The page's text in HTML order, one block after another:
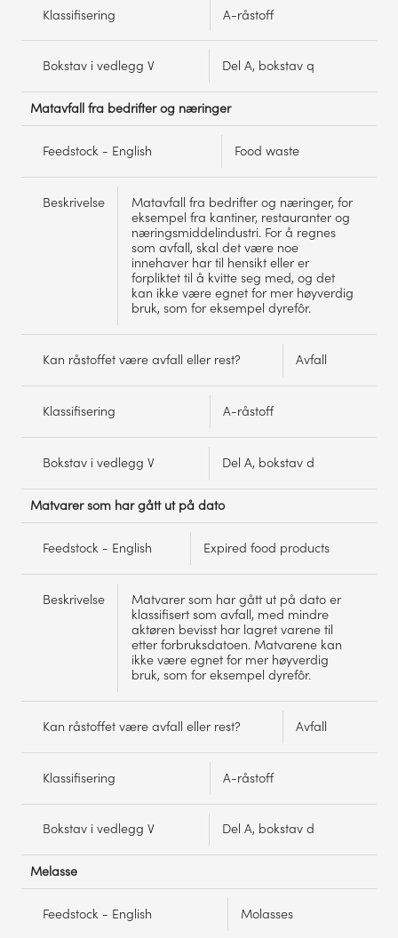
Klassifisering A-råstoff
Bokstav i vedlegg V Del A, bokstav q
Matavfall fra bedrifter og næringer
Feedstock - English Food waste
Beskrivelse
Matavfall fra bedrifter og næringer, for
eksempel fra kantiner, restauranter og
næringsmiddelindustri. For å regnes
som avfall, skal det være noe
innehaver har til hensikt eller er
forpliktet til å kvitte seg med, og det
kan ikke være egnet for mer høyverdig
bruk, som for eksempel dyrefôr.
Kan råstoffet være avfall eller rest? Avfall
Klassifisering A-råstoff
Bokstav i vedlegg V Del A, bokstav d
Matvarer som har gått ut på dato
Feedstock - English Expired food products
Beskrivelse
Matvarer som har gått ut på dato er
klassifisert som avfall, med mindre
aktøren bevisst har lagret varene til
etter forbruksdatoen. Matvarene kan
ikke være egnet for mer høyverdig
bruk, som for eksempel dyrefôr.
Kan råstoffet være avfall eller rest? Avfall
Klassifisering A-råstoff
Bokstav i vedlegg V Del A, bokstav d
Melasse
Feedstock - English Molasses